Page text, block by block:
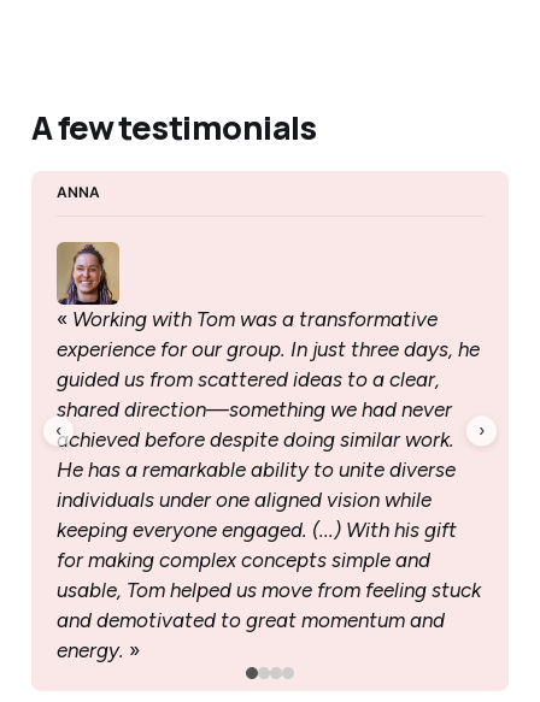
A few testimonials
ANNA
« Working with Tom was a transformative
experience for our group. In just three days, he
guided us from scattered ideas to a clear,
shared direction—something we had never
achieved before despite doing similar work.
He has a remarkable ability to unite diverse
individuals under one aligned vision while
keeping everyone engaged. (...) With his gift
for making complex concepts simple and
usable, Tom helped us move from feeling stuck
and demotivated to great momentum and
energy. »
‹ ›